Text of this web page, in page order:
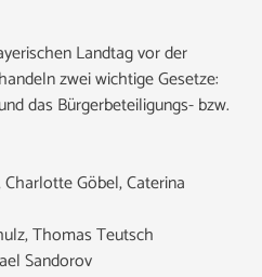
Landtag vor der
zwei wichtige Gesetze:
das Bürgerbeteiligungs- bzw.
Göbel, Caterina
Thomas Teutsch
Sandorov